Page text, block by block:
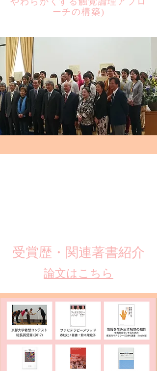
ーチの構築)
​受賞歴・関連著書紹介
​論文はこちら